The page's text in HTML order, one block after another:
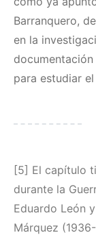
Barranquero,
en la
para estudiar
[5] El capítulo
durante la
Eduardo León
Márquez